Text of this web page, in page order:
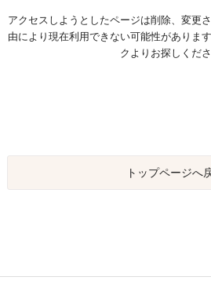
アクセスしようとしたページは削除、変更
由により現在利用できない可能性がありま
クよりお探しくださ
トップページへ